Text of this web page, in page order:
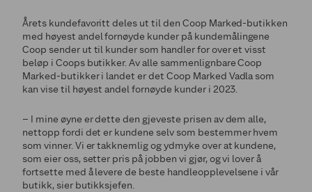
Årets kundefavoritt deles ut til den Coop Marked-butikken
med høyest andel fornøyde kunder på kundemålingene
Coop sender ut til kunder som handler for over et visst
beløp i Coops butikker. Av alle sammenlignbare Coop
Marked-butikker i landet er det Coop Marked Vadla som
kan vise til høyest andel fornøyde kunder i 2023.
– I mine øyne er dette den gjeveste prisen av dem alle,
nettopp fordi det er kundene selv som bestemmer hvem
som vinner. Vi er takknemlig og ydmyke over at kundene,
som eier oss, setter pris på jobben vi gjør, og vi lover å
fortsette med å levere de beste handleopplevelsene i vår
butikk, sier butikksjefen.